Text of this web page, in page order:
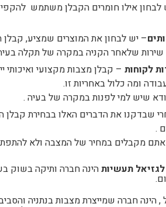
לבחון אילו חומרים הקבלן משתמש
– יש לבחון את המוצרים שמציע,
שירות שלאחר הקניה במקרה של תקלה
לקוחות – קבלן מצבות מקצועי
ומה כלול באחריות זו.
שיש למי לפנות במקרה של בעיה .
שבדקנו את הדברים האלו בבחירת
.
מקבלים במחיר של המצבה ולא
תעשיותהינה חברה ותיקה בשוק